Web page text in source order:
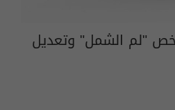
"لم الشمل" وتعديل